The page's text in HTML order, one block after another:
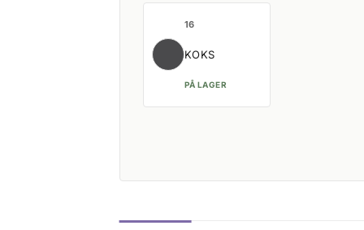
16
KOKS
PÅ LAGER